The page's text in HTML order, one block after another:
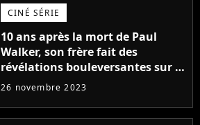
CINÉ SÉRIE
10 ans après la mort de Paul
Walker, son frère fait des
révélations bouleversantes sur la
réaction des acteurs de Fast and
26 novembre 2023